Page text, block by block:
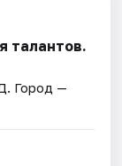
талантов.
. Город —